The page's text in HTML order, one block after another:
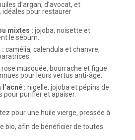
d’argan, d’avocat, et
idéales pour restaurer
mixtes : jojoba, noisette et
le sébum.
: camélia, calendula et chanvre,
rose musquée, bourrache et figue
pour leurs vertus anti-âge.
: nigelle, jojoba et pépins de
pour purifier et apaiser.
pour une huile vierge, pressée à
bio, afin de bénéficier de toutes